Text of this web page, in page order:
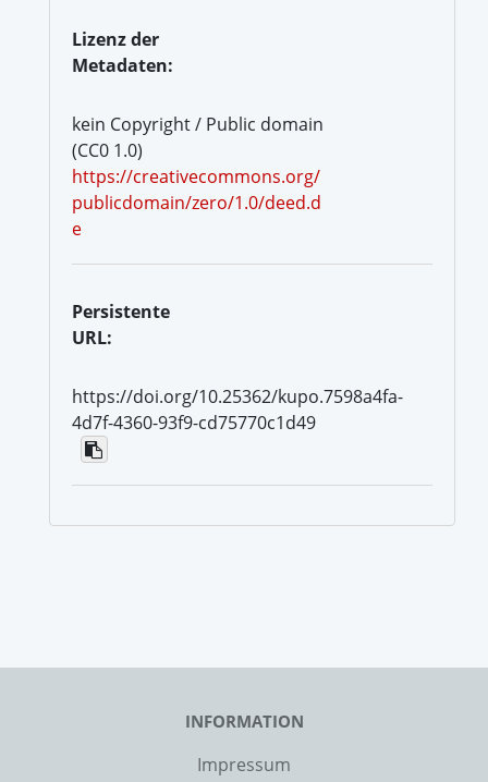
Lizenz der
Metadaten:
kein Copyright / Public domain
(CC0 1.0)
https://creativecommons.org/
publicdomain/zero/1.0/deed.d
e
Persistente
URL:
https://doi.org/10.25362/kupo.7598a4fa-
4d7f-4360-93f9-cd75770c1d49
INFORMATION
Impressum